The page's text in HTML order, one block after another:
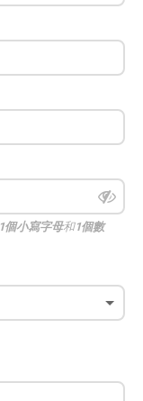
1個小寫字母和1個數